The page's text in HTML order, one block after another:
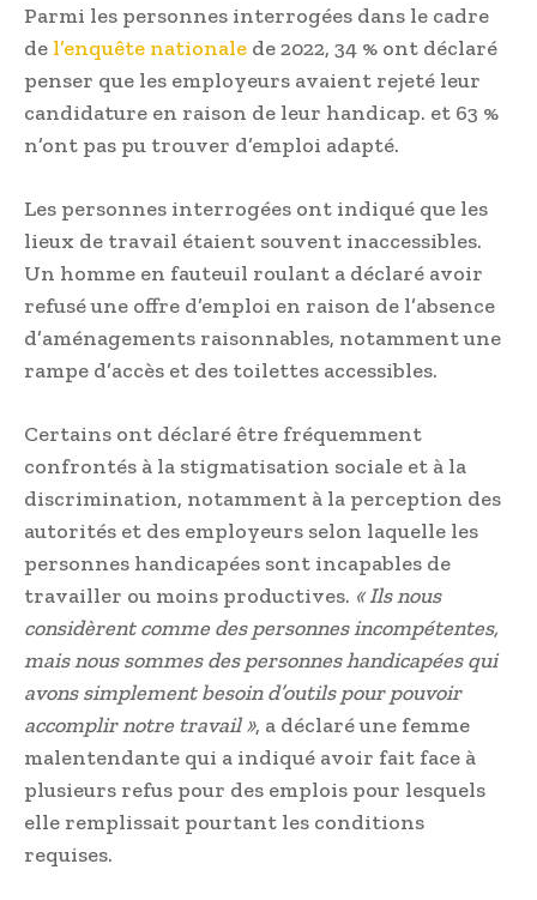
Parmi les personnes interrogées dans le cadre
de l’enquête nationale de 2022, 34 % ont déclaré
penser que les employeurs avaient rejeté leur
candidature en raison de leur handicap. et 63 %
n’ont pas pu trouver d’emploi adapté.
Les personnes interrogées ont indiqué que les
lieux de travail étaient souvent inaccessibles.
Un homme en fauteuil roulant a déclaré avoir
refusé une offre d’emploi en raison de l’absence
d’aménagements raisonnables, notamment une
rampe d’accès et des toilettes accessibles.
Certains ont déclaré être fréquemment
confrontés à la stigmatisation sociale et à la
discrimination, notamment à la perception des
autorités et des employeurs selon laquelle les
personnes handicapées sont incapables de
travailler ou moins productives. « Ils nous
considèrent comme des personnes incompétentes,
mais nous sommes des personnes handicapées qui
avons simplement besoin d’outils pour pouvoir
accomplir notre travail », a déclaré une femme
malentendante qui a indiqué avoir fait face à
plusieurs refus pour des emplois pour lesquels
elle remplissait pourtant les conditions
requises.